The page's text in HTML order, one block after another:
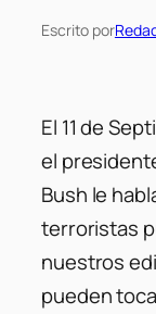
Escrito por
El 11 de
el
Bush le
terroristas
nuestros
pueden